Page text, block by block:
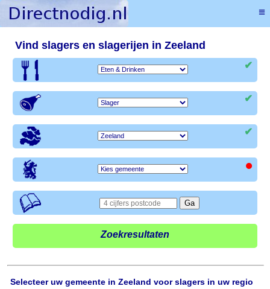
Vind slagers en slagerijen in Zeeland
✔
✔
✔
•
Zoekresultaten
Selecteer uw gemeente in Zeeland voor slagers in uw regio
≡